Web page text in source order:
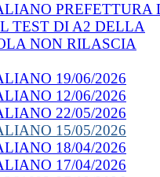
PREFETTURA
TEST DI A2 DELLA
NON RILASCIA
19/06/2026
12/06/2026
22/05/2026
15/05/2026
18/04/2026
17/04/2026